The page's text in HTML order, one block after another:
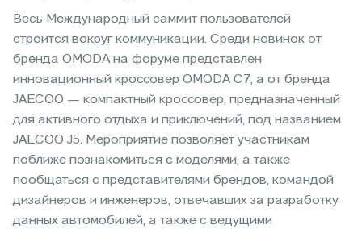
Весь Международный саммит пользователей
строится вокруг коммуникации. Среди новинок от
бренда OMODA на форуме представлен
инновационный кроссовер OMODA C7, а от бренда
JAECOO — компактный кроссовер, предназначенный
для активного отдыха и приключений, под названием
JAECOO J5. Мероприятие позволяет участникам
поближе познакомиться с моделями, а также
пообщаться с представителями брендов, командой
дизайнеров и инженеров, отвечавших за разработку
данных автомобилей, а также с ведущими